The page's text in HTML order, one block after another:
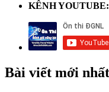
KÊNH YOUTUBE:
Bài viết mới nhất